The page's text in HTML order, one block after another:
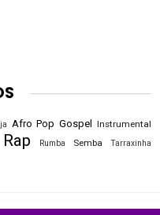
Afro Pop Gospel Instrumental
Rap Rumba Semba Tarraxinha